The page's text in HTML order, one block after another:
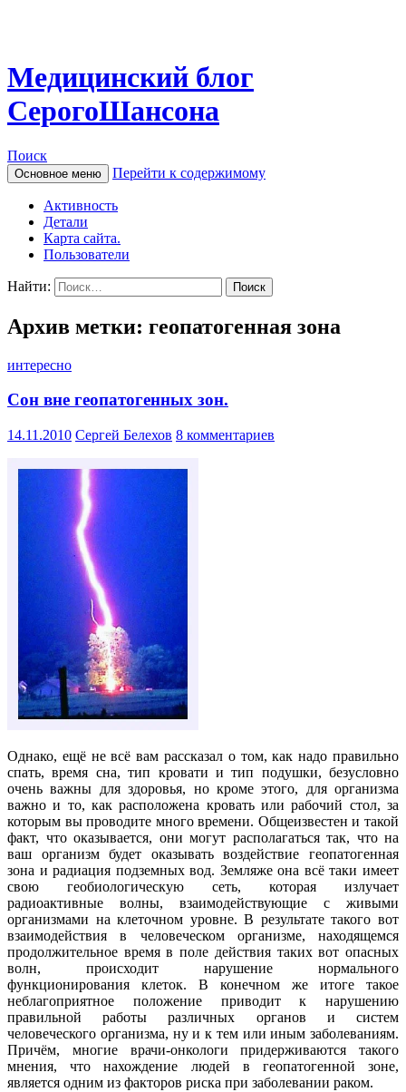
Медицинский блог
СерогоШансона
Поиск
Основное меню Перейти к содержимому
Активность
Детали
Карта сайта.
Пользователи
Найти:
Архив метки: геопатогенная зона
интересно
Сон вне геопатогенных зон.
14.11.2010 Сергей Белехов 8 комментариев
Однако, ещё не всё вам рассказал о том, как надо правильно
спать, время сна, тип кровати и тип подушки, безусловно
очень важны для здоровья, но кроме этого, для организма
важно и то, как расположена кровать или рабочий стол, за
которым вы проводите много времени. Общеизвестен и такой
факт, что оказывается, они могут располагаться так, что на
ваш организм будет оказывать воздействие геопатогенная
зона и радиация подземных вод. Земляже она всё таки имеет
свою геобиологическую сеть, которая излучает
радиоактивные волны, взаимодействующие с живыми
организмами на клеточном уровне. В результате такого вот
взаимодействия в человеческом организме, находящемся
продолжительное время в поле действия таких вот опасных
волн, происходит нарушение нормального
функционирования клеток. В конечном же итоге такое
неблагоприятное положение приводит к нарушению
правильной работы различных органов и систем
человеческого организма, ну и к тем или иным заболеваниям.
Причём, многие врачи-онкологи придерживаются такого
мнения, что нахождение людей в геопатогенной зоне,
является одним из факторов риска при заболевании раком.